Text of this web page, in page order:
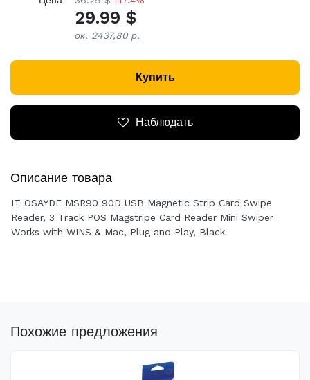
29.99 $
ок. 2437,80 р.
Купить
Наблюдать
Описание товара
IT OSAYDE MSR90 90D USB Magnetic Strip Card Swipe
Reader, 3 Track POS Magstripe Card Reader Mini Swiper
Works with WINS & Mac, Plug and Play, Black
Похожие предложения